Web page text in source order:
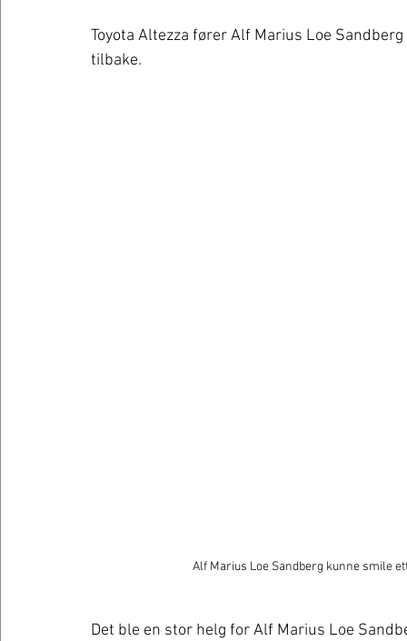
Toyota Altezza fører Alf Marius Loe
tilbake.
Alf Marius Loe Sandberg kunne smile
Det ble en stor helg for Alf Marius Loe